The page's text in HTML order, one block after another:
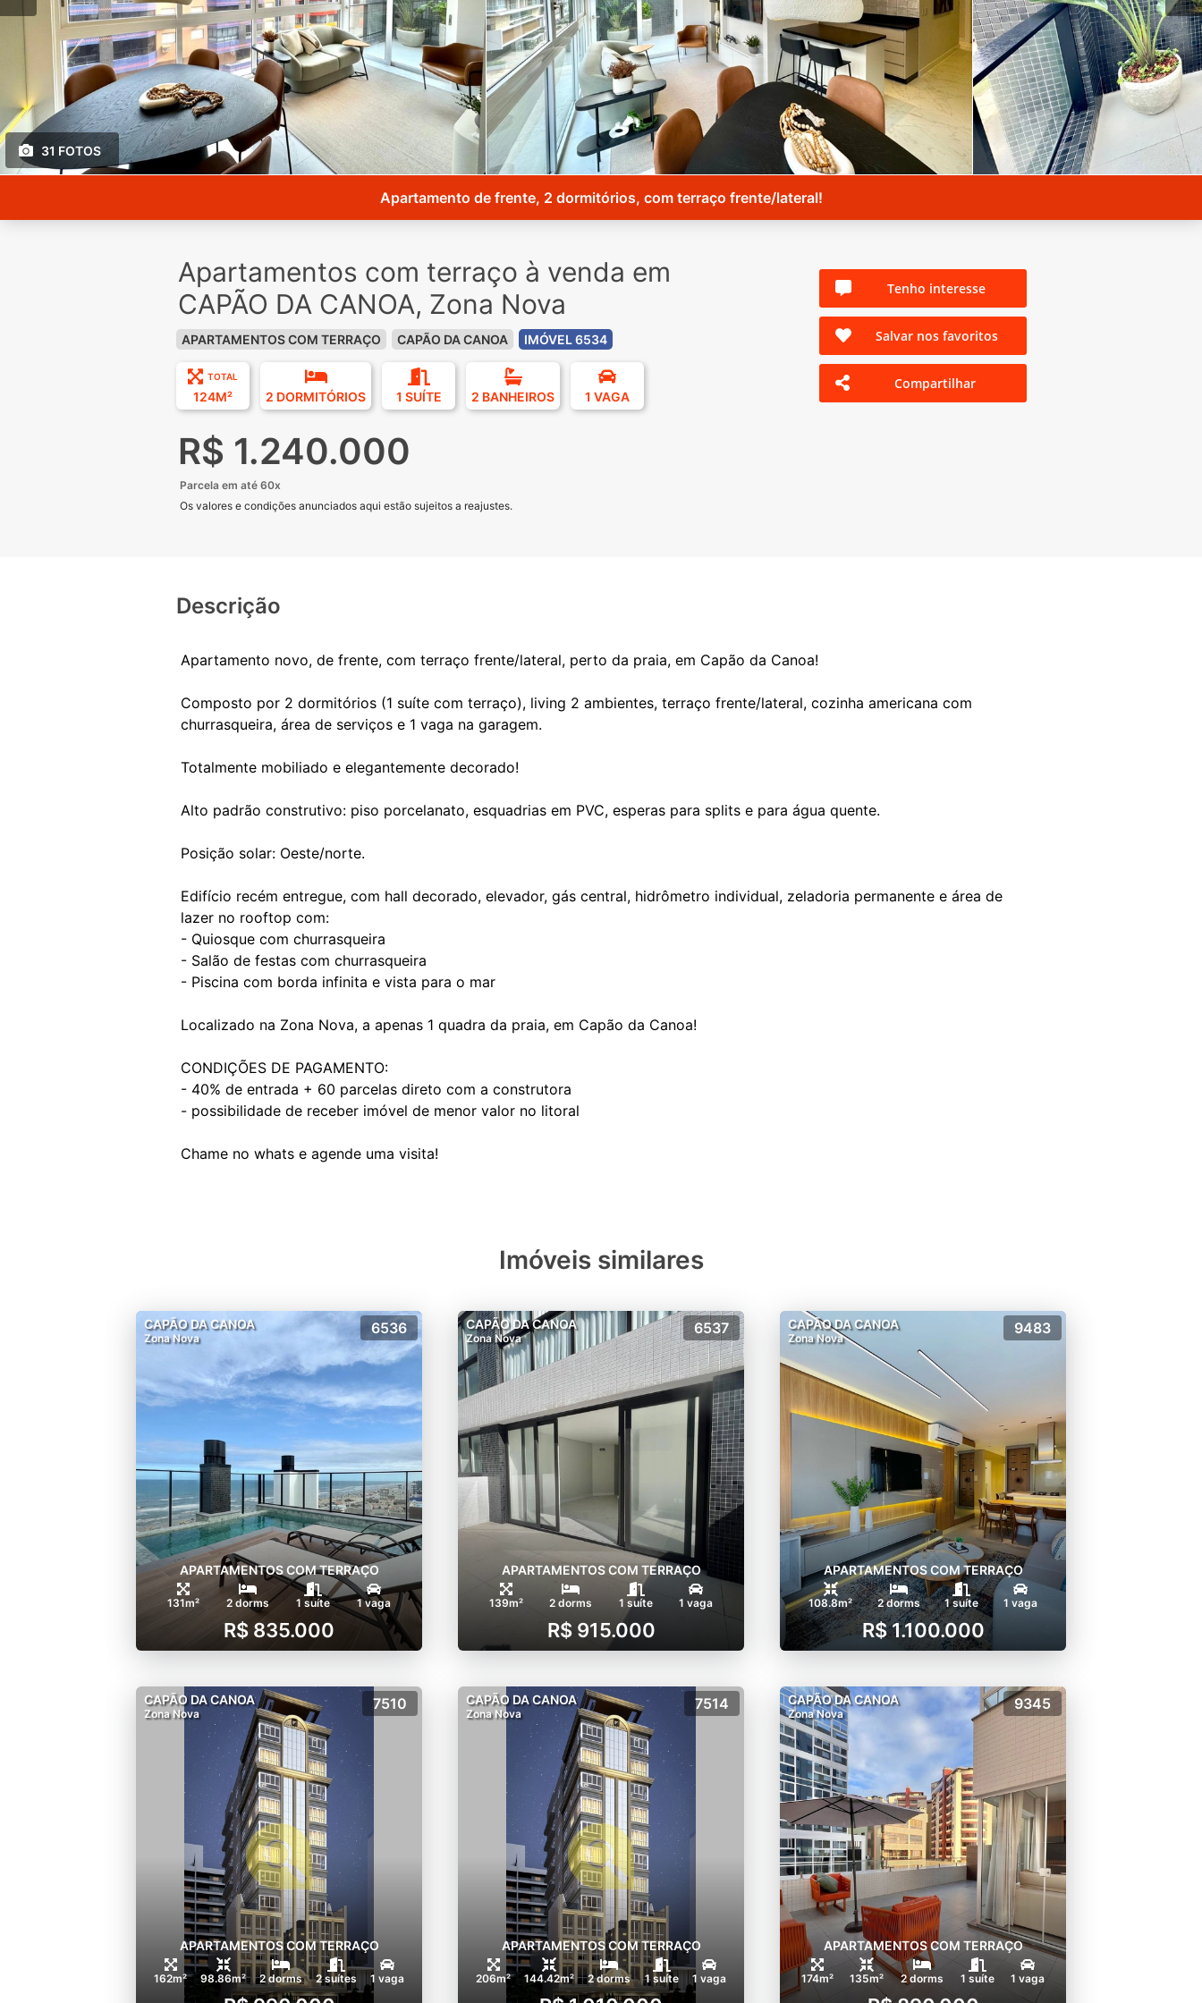
31 FOTOS
Apartamento de frente, 2 dormitórios, com terraço frente/lateral!
Apartamentos com terraço à venda em
CAPÃO DA CANOA, Zona Nova
APARTAMENTOS COM TERRAÇO CAPÃO DA CANOA IMÓVEL 6534
TOTAL
124M² 2 DORMITÓRIOS 1 SUÍTE 2 BANHEIROS 1 VAGA
R$ 1.240.000
Parcela em até 60x
Os valores e condições anunciados aqui estão sujeitos a reajustes.
Tenho interesse
Salvar nos favoritos
Compartilhar
Descrição
Apartamento novo, de frente, com terraço frente/lateral, perto da praia, em Capão da Canoa!
Composto por 2 dormitórios (1 suíte com terraço), living 2 ambientes, terraço frente/lateral, cozinha americana com
churrasqueira, área de serviços e 1 vaga na garagem.
Totalmente mobiliado e elegantemente decorado!
Alto padrão construtivo: piso porcelanato, esquadrias em PVC, esperas para splits e para água quente.
Posição solar: Oeste/norte.
Edifício recém entregue, com hall decorado, elevador, gás central, hidrômetro individual, zeladoria permanente e área de
lazer no rooftop com:
- Quiosque com churrasqueira
- Salão de festas com churrasqueira
- Piscina com borda infinita e vista para o mar
Localizado na Zona Nova, a apenas 1 quadra da praia, em Capão da Canoa!
CONDIÇÕES DE PAGAMENTO:
- 40% de entrada + 60 parcelas direto com a construtora
- possibilidade de receber imóvel de menor valor no litoral
Imóveis similares
CAPÃO DA CANOA
Zona Nova
6536
APARTAMENTOS COM TERRAÇO
131m² 2 dorms 1 suíte 1 vaga
R$ 835.000
CAPÃO DA CANOA
Zona Nova
6537
APARTAMENTOS COM TERRAÇO
139m² 2 dorms 1 suíte 1 vaga
R$ 915.000
CAPÃO DA CANOA
Zona Nova
9483
APARTAMENTOS COM TERRAÇO
108.8m² 2 dorms 1 suíte 1 vaga
R$ 1.100.000
CAPÃO DA CANOA
Zona Nova
7510
APARTAMENTOS COM TERRAÇO
162m² 98.86m² 2 dorms 2 suítes 1 vaga
CAPÃO DA CANOA
Zona Nova
7514
APARTAMENTOS COM TERRAÇO
206m² 144.42m² 2 dorms 1 suíte 1 vaga
CAPÃO DA CANOA
Zona Nova
9345
APARTAMENTOS COM TERRAÇO
174m² 135m² 2 dorms 1 suíte 1 vaga